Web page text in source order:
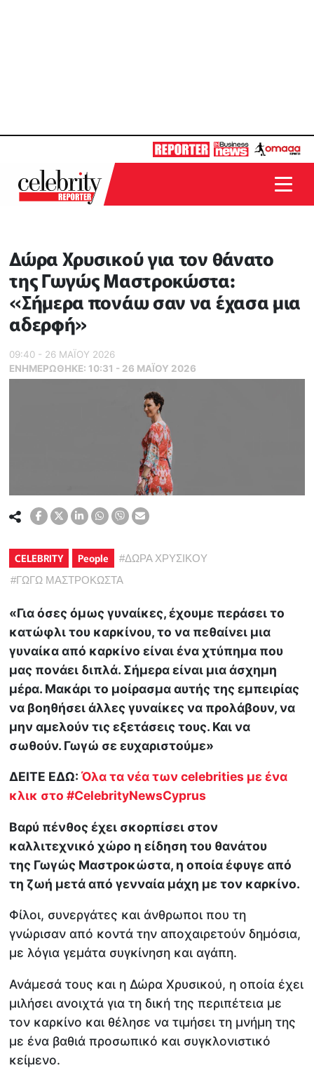
Δώρα Χρυσικού για τον θάνατο
της Γωγώς Μαστροκώστα:
«Σήμερα πονάω σαν να έχασα μια
αδερφή»
09:40 - 26 ΜΑΪ́ΟΥ 2026
ΕΝΗΜΕΡΏΘΗΚΕ: 10:31 - 26 ΜΑΪ́ΟΥ 2026
CELEBRITY People #ΔΩΡΑ ΧΡΥΣΙΚΟΥ
#ΓΩΓΩ ΜΑΣΤΡΟΚΩΣΤΑ
«Για όσες όμως γυναίκες, έχουμε περάσει το
κατώφλι του καρκίνου, το να πεθαίνει μια
γυναίκα από καρκίνο είναι ένα χτύπημα που
μας πονάει διπλά. Σήμερα είναι μια άσχημη
μέρα. Μακάρι το μοίρασμα αυτής της εμπειρίας
να βοηθήσει άλλες γυναίκες να προλάβουν, να
μην αμελούν τις εξετάσεις τους. Και να
σωθούν. Γωγώ σε ευχαριστούμε»
ΔΕΙΤΕ ΕΔΩ:Όλα τα νέα των celebrities με ένα
κλικ στο #CelebrityNewsCyprus
Βαρύ πένθος έχει σκορπίσει στον
καλλιτεχνικό χώρο η είδηση του θανάτου
της Γωγώς Μαστροκώστα, η οποία έφυγε από
τη ζωή μετά από γενναία μάχη με τον καρκίνο.
Φίλοι, συνεργάτες και άνθρωποι που τη
γνώρισαν από κοντά την αποχαιρετούν δημόσια,
με λόγια γεμάτα συγκίνηση και αγάπη.
Ανάμεσά τους και η Δώρα Χρυσικού, η οποία έχει
μιλήσει ανοιχτά για τη δική της περιπέτεια με
τον καρκίνο και θέλησε να τιμήσει τη μνήμη της
με ένα βαθιά προσωπικό και συγκλονιστικό
κείμενο.